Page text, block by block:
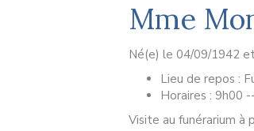
Mme
Né(e) le 04/09/1942
Lieu de repos :
Horaires : 9h00
Visite au funérarium à